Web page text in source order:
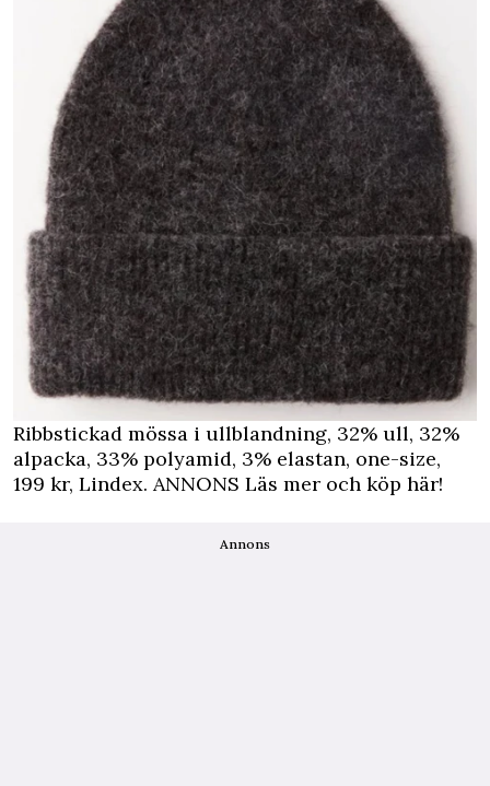
Ribbstickad mössa i ullblandning, 32% ull, 32%
alpacka, 33% polyamid, 3% elastan, one-size,
199 kr, Lindex. ANNONS Läs mer och köp här!
Annons